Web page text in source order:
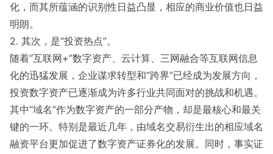
化，而其所蕴涵的识别性日益凸显，相应的商业价值也日益
明朗。
2. 其次，是“投资热点”。
随着“互联网+”数字资产、云计算、三网融合等互联网信息
化的迅猛发展，企业谋求转型和“跨界”已经成为发展方向，
投资数字资产已逐渐成为许多行业共同面对的挑战和机遇。
其中“域名”作为数字资产的一部分产物，却是最核心和最关
键的一环。特别是最近几年，由域名交易衍生出的相应域名
融资平台更加促进了数字资产证券化的发展。同时，事实证